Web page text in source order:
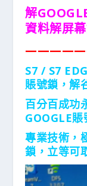
解
資料解屏
S7 / S7
賬號鎖，解
百分百成功
GOOGLE賬
專業技術，
鎖，立等可